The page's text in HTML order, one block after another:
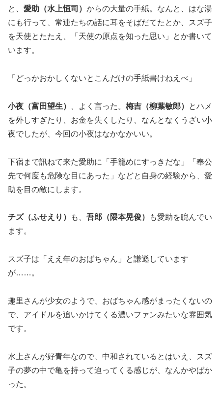
と、 愛助（水上恒司） からの大量の手紙。なんと、はな湯
にも行って、常連たちの話に耳をそばだてたとか、スズ子
を天使とたたえ、「天使の原点を知った思い」とか書いて
います。
「どっかおかしくないとこんだけの手紙書けねえべ」
小夜（富田望生） 、よく言った。 梅吉（柳葉敏郎）
とハメ
を外しすぎたり、お金を失くしたり、なんとなくうざい小
夜でしたが、今回の小夜はなかなかいい。
下宿まで訊ねて来た愛助に「手籠めにすっきだな」「奉公
先で何度も危険な目にあった」などと自身の経験から、愛
助を目の敵にします。
チズ（ふせえり） も、 吾郎（隈本晃俊）
も愛助を睨んでい
ます。
スズ子は「ええ年のおばちゃん」と謙遜しています
が……。
趣里さんが少女のようで、おばちゃん感がまったくないの
で、アイドルを追いかけてくる濃いファンみたいな雰囲気
です。
水上さんが好青年なので、中和されているとはいえ、スズ
子の夢の中で亀を持って迫ってくる感じが、なんかやばか
った。